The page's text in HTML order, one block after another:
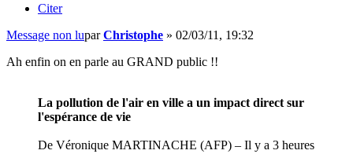
Citer
Message non luparChristophe » 02/03/11, 19:32
Ah enfin on en parle au GRAND public !!
La pollution de l'air en ville a un impact direct sur
l'espérance de vie
De Véronique MARTINACHE (AFP) – Il y a 3 heures